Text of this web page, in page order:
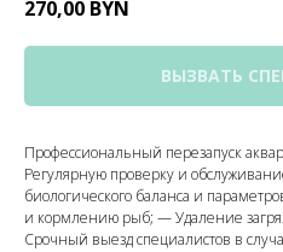
270,00 BYN
ВЫЗВАТЬ
Профессиональный перезапуск
Регулярную проверку и
биологического баланса и
и кормлению рыб; — Удаление
Срочный выезд специалистов в